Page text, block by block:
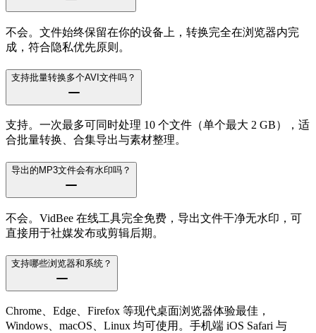
不会。文件始终保留在你的设备上，转换完全在浏览器内完
成，符合隐私优先原则。
支持批量转换多个AVI文件吗？
支持。一次最多可同时处理 10 个文件（单个最大 2 GB），适
合批量转换、合集导出与素材整理。
导出的MP3文件会有水印吗？
不会。VidBee 在线工具完全免费，导出文件干净无水印，可
直接用于社媒发布或剪辑后期。
支持哪些浏览器和系统？
Chrome、Edge、Firefox 等现代桌面浏览器体验最佳，
Windows、macOS、Linux 均可使用。手机端 iOS Safari 与